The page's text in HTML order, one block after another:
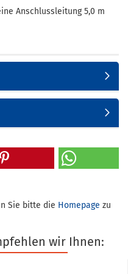
Anschlussleitung 5,0 m
Sie bitte die Homepage zu
wir Ihnen: